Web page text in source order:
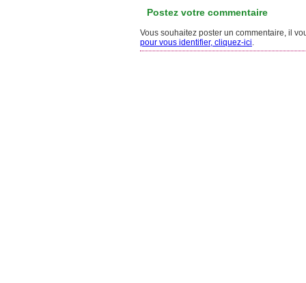
Postez votre commentaire
Vous souhaitez poster un commentaire, il
pour vous identifier, cliquez-ici.